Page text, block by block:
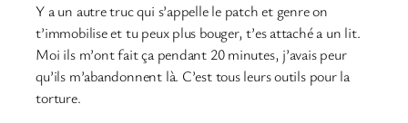
Y a un autre truc qui s’appelle le patch et genre on
t’immobilise et tu peux plus bouger, t’es attaché a un lit.
Moi ils m’ont fait ça pendant 20 minutes, j’avais peur
qu’ils m’abandonnent là. C’est tous leurs outils pour la
torture.